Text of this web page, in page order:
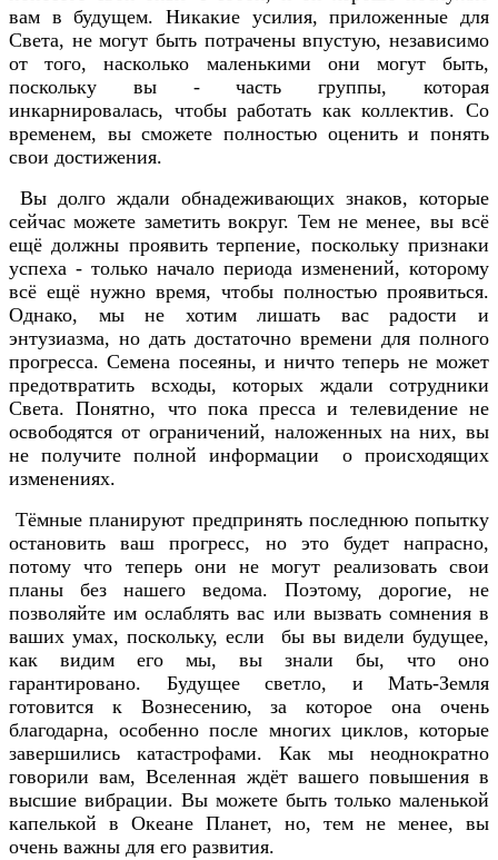
вам в будущем. Никакие усилия, приложенные для
Света, не могут быть потрачены впустую, независимо
от того, насколько маленькими они могут быть,
поскольку вы - часть группы, которая
инкарнировалась, чтобы работать как коллектив. Со
временем, вы сможете полностью оценить и понять
свои достижения.
Вы долго ждали обнадеживающих знаков, которые
сейчас можете заметить вокруг. Тем не менее, вы всё
ещё должны проявить терпение, поскольку признаки
успеха - только начало периода изменений, которому
всё ещё нужно время, чтобы полностью проявиться.
Однако, мы не хотим лишать вас радости и
энтузиазма, но дать достаточно времени для полного
прогресса. Семена посеяны, и ничто теперь не может
предотвратить всходы, которых ждали сотрудники
Света. Понятно, что пока пресса и телевидение не
освободятся от ограничений, наложенных на них, вы
не получите полной информации о происходящих
изменениях.
Тёмные планируют предпринять последнюю попытку
остановить ваш прогресс, но это будет напрасно,
потому что теперь они не могут реализовать свои
планы без нашего ведома. Поэтому, дорогие, не
позволяйте им ослаблять вас или вызвать сомнения в
ваших умах, поскольку, если бы вы видели будущее,
как видим его мы, вы знали бы, что оно
гарантировано. Будущее светло, и Мать-Земля
готовится к Вознесению, за которое она очень
благодарна, особенно после многих циклов, которые
завершились катастрофами. Как мы неоднократно
говорили вам, Вселенная ждёт вашего повышения в
высшие вибрации. Вы можете быть только маленькой
капелькой в Океане Планет, но, тем не менее, вы
очень важны для его развития.